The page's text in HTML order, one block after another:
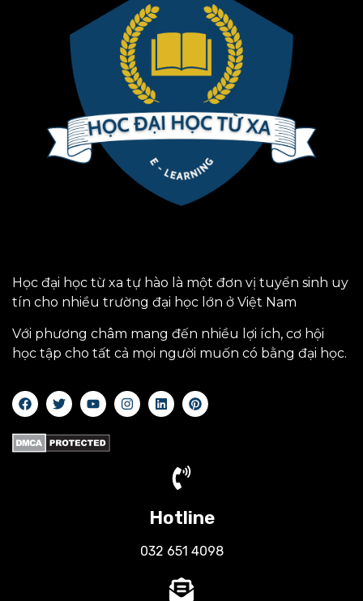
Học đại học từ xa tự hào là một đơn vị tuyển sinh uy
tín cho nhiều trường đại học lớn ở Việt Nam
Với phương châm mang đến nhiều lợi ích, cơ hội
học tập cho tất cả mọi người muốn có bằng đại học.
Hotline
032 651 4098